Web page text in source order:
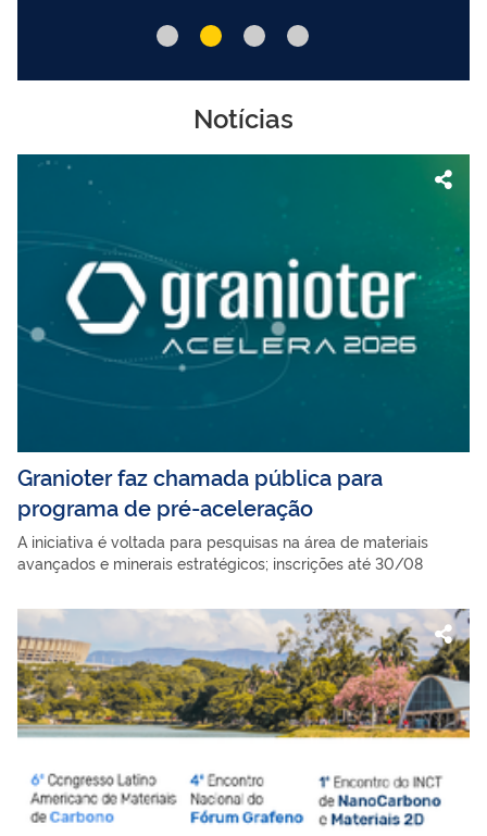
Notícias
Granioter faz chamada pública para
programa de pré-aceleração
A iniciativa é voltada para pesquisas na área de materiais
avançados e minerais estratégicos; inscrições até 30/08